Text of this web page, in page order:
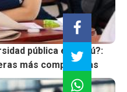
pública en Perú?:
más competitivas